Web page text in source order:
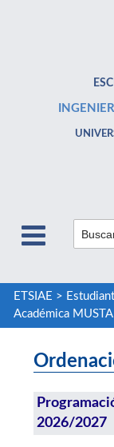
ETSIAE >
Académica MUSTA
2026/2027